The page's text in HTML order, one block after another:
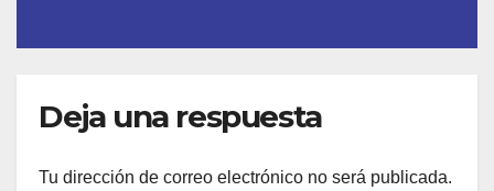
Deja una respuesta
Tu dirección de correo electrónico no será publicada.